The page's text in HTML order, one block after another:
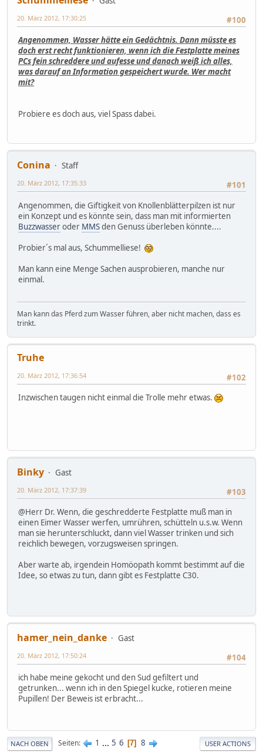
#100
20. März 2012, 17:30:25
Angenommen, Wasser hätte ein Gedächtnis. Dann müsste es
doch erst recht funktionieren, wenn ich die Festplatte meines
PCs fein schreddere und aufesse und danach weiß ich alles,
was darauf an Information gespeichert wurde. Wer macht
mit?
Probiere es doch aus, viel Spass dabei.
Conina
Staff
#101
20. März 2012, 17:35:33
Angenommen, die Giftigkeit von Knollenblätterpilzen ist nur
ein Konzept und es könnte sein, dass man mit informierten
Buzzwasseroder MMSden Genuss überleben könnte....
Probier´s mal aus, Schummelliese!
Man kann eine Menge Sachen ausprobieren, manche nur
einmal.
Man kann das Pferd zum Wasser führen, aber nicht machen, dass es
trinkt.
Truhe
#102
20. März 2012, 17:36:54
Inzwischen taugen nicht einmal die Trolle mehr etwas.
Binky
Gast
#103
20. März 2012, 17:37:39
@Herr Dr. Wenn, die geschredderte Festplatte muß man in
einen Eimer Wasser werfen, umrühren, schütteln u.s.w. Wenn
man sie herunterschluckt, dann viel Wasser trinken und sich
reichlich bewegen, vorzugsweisen springen.
Aber warte ab, irgendein Homöopath kommt bestimmt auf die
Idee, so etwas zu tun, dann gibt es Festplatte C30.
hamer_nein_danke
Gast
#104
20. März 2012, 17:50:24
ich habe meine gekocht und den Sud gefiltert und
getrunken... wenn ich in den Spiegel kucke, rotieren meine
Pupillen! Der Beweis ist erbracht...
NACH OBEN Seiten 1 ... 5 6 7 8 USER ACTIONS